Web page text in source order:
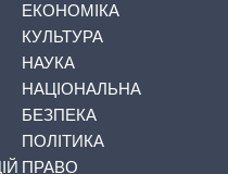
ЕКОНОМІКА
КУЛЬТУРА
НАУКА
НАЦІОНАЛЬНА
БЕЗПЕКА
ПОЛІТИКА
ПРАВО